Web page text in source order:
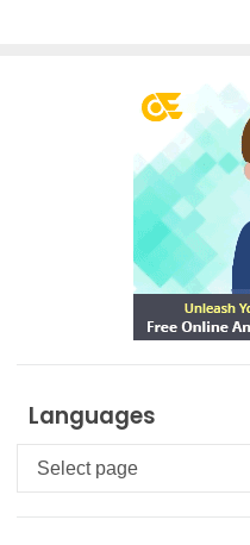
Languages
Languages